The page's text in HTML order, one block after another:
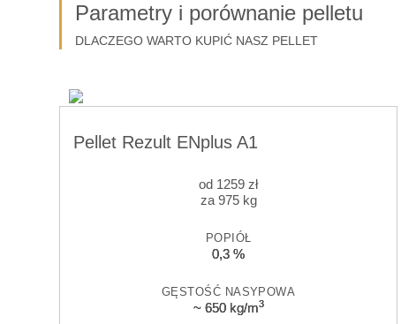
Parametry i porównanie pelletu
DLACZEGO WARTO KUPIĆ NASZ PELLET
Pellet Rezult ENplus A1
od 1259zł
za 975 kg
POPIÓŁ
0,3 %
GĘSTOŚĆ NASYPOWA
~ 650 kg/m3